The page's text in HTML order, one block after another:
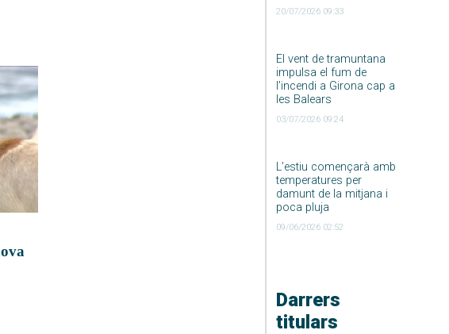
20/07/2026 09:33
El vent de tramuntana
impulsa el fum de
l’incendi a Girona cap a
les Balears
03/07/2026 09:24
L’estiu començarà amb
temperatures per
damunt de la mitjana i
poca pluja
09/06/2026 02:52
Darrers
titulars